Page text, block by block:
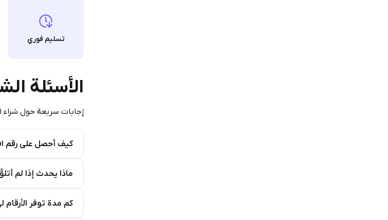
تسليم فوري
الأسئلة
إجابات سريعة حول شراء
كيف أحصل على رقم
ماذا يحدث إذا لم
كم مدة توفر الأرقام